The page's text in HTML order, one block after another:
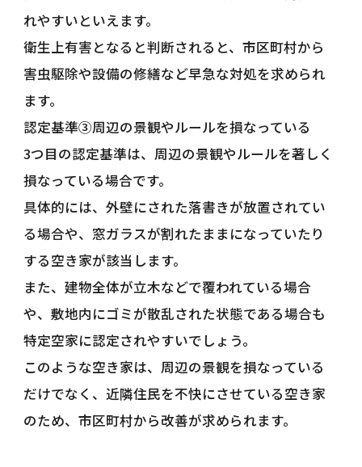
れやすいといえます。
衛生上有害となると判断されると、市区町村から
害虫駆除や設備の修繕など早急な対処を求められ
ます。
認定基準③周辺の景観やルールを損なっている
3つ目の認定基準は、周辺の景観やルールを著しく
損なっている場合です。
具体的には、外壁にされた落書きが放置されてい
る場合や、窓ガラスが割れたままになっていたり
する空き家が該当します。
また、建物全体が立木などで覆われている場合
や、敷地内にゴミが散乱された状態である場合も
特定空家に認定されやすいでしょう。
このような空き家は、周辺の景観を損なっている
だけでなく、近隣住民を不快にさせている空き家
のため、市区町村から改善が求められます。